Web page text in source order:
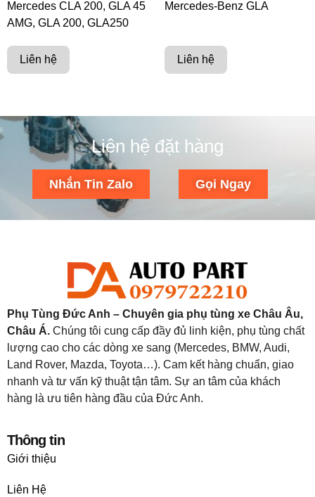
Mercedes CLA 200, GLA 45
AMG, GLA 200, GLA250
Liên hệ
Mercedes-Benz GLA
Liên hệ
Liên hệ đặt hàng
Nhắn Tin Zalo Gọi Ngay
Phụ Tùng Đức Anh – Chuyên gia phụ tùng xe Châu Âu,
Châu Á. Chúng tôi cung cấp đầy đủ linh kiện, phụ tùng chất
lượng cao cho các dòng xe sang (Mercedes, BMW, Audi,
Land Rover, Mazda, Toyota…). Cam kết hàng chuẩn, giao
nhanh và tư vấn kỹ thuật tận tâm. Sự an tâm của khách
hàng là ưu tiên hàng đầu của Đức Anh.
Thông tin
Giới thiệu
Liên Hệ